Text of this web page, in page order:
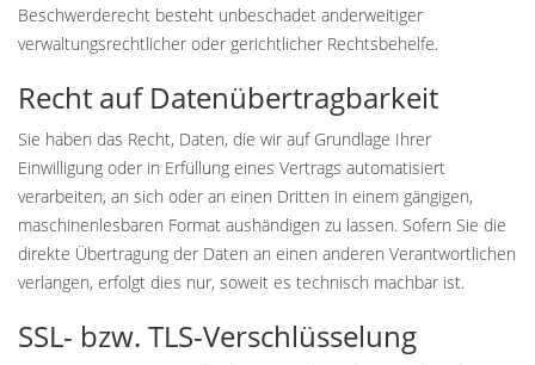
Beschwerderecht besteht unbeschadet anderweitiger
verwaltungsrechtlicher oder gerichtlicher Rechtsbehelfe.
Recht auf Daten­übertrag­barkeit
Sie haben das Recht, Daten, die wir auf Grundlage Ihrer
Einwilligung oder in Erfüllung eines Vertrags automatisiert
verarbeiten, an sich oder an einen Dritten in einem gängigen,
maschinenlesbaren Format aushändigen zu lassen. Sofern Sie die
direkte Übertragung der Daten an einen anderen Verantwortlichen
verlangen, erfolgt dies nur, soweit es technisch machbar ist.
SSL- bzw. TLS-Verschlüsselung